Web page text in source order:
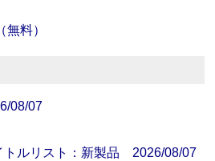
無料）
08/07
トルリスト：新製品 2026/08/07